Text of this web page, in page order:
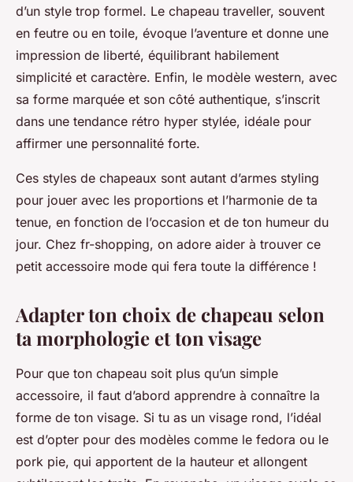
d’un style trop formel. Le chapeau traveller, souvent
en feutre ou en toile, évoque l’aventure et donne une
impression de liberté, équilibrant habilement
simplicité et caractère. Enfin, le modèle western, avec
sa forme marquée et son côté authentique, s’inscrit
dans une tendance rétro hyper stylée, idéale pour
affirmer une personnalité forte.
Ces styles de chapeaux sont autant d’armes styling
pour jouer avec les proportions et l’harmonie de ta
tenue, en fonction de l’occasion et de ton humeur du
jour. Chez fr-shopping, on adore aider à trouver ce
petit accessoire mode qui fera toute la différence !
Adapter ton choix de chapeau selon
ta morphologie et ton visage
Pour que ton chapeau soit plus qu’un simple
accessoire, il faut d’abord apprendre à connaître la
forme de ton visage. Si tu as un visage rond, l’idéal
est d’opter pour des modèles comme le fedora ou le
pork pie, qui apportent de la hauteur et allongent